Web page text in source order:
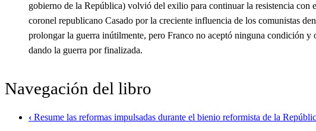
gobierno de la República) volvió del exilio para continuar la resistencia con
coronel republicano Casado por la creciente influencia de los comunistas
prolongar la guerra inútilmente, pero Franco no aceptó ninguna condición
dando la guerra por finalizada.
Navegación del libro
‹ Resume las reformas impulsadas durante el bienio reformista de la